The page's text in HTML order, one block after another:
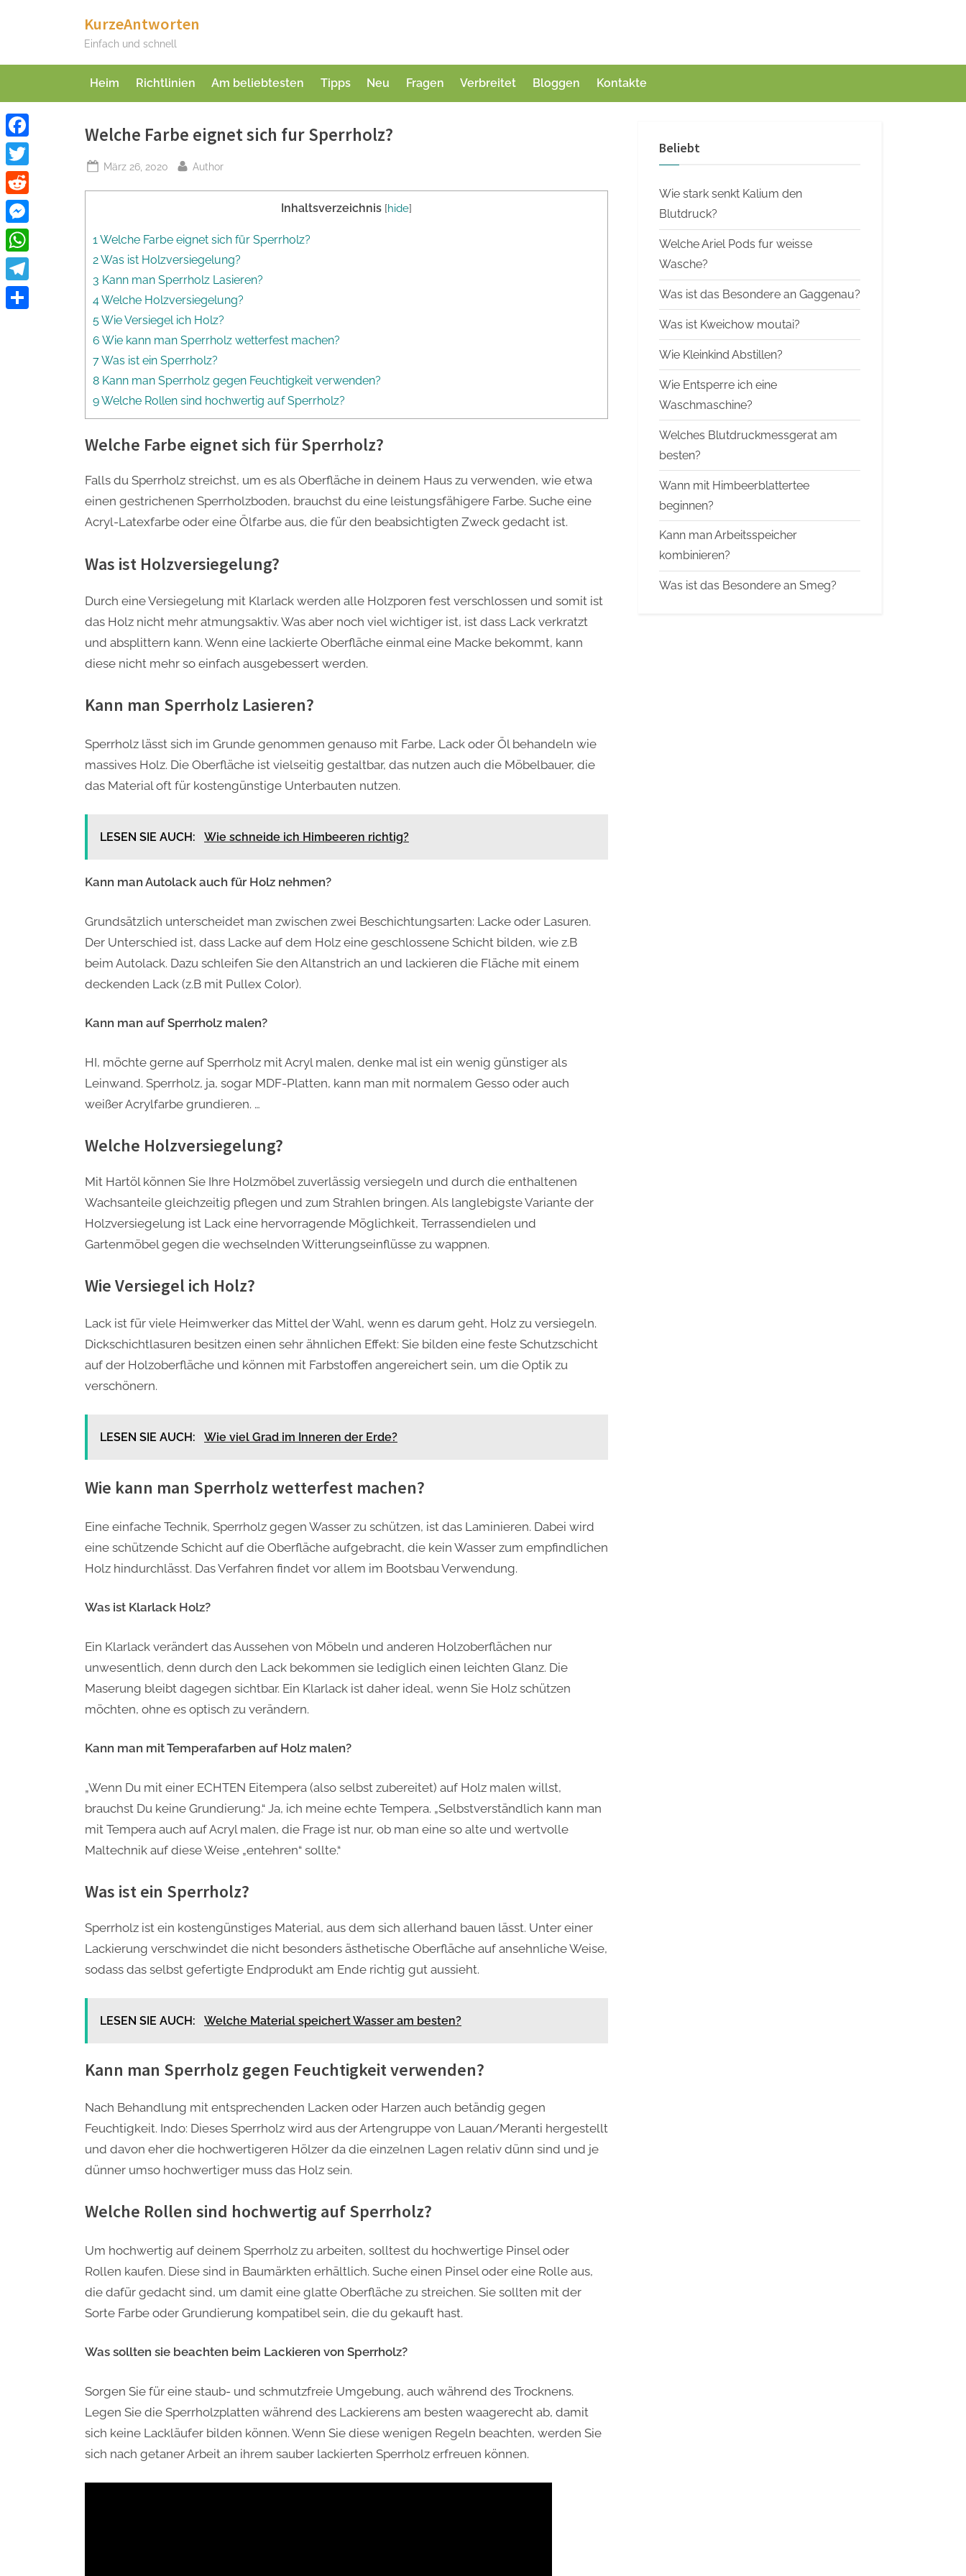
KurzeAntworten
Einfach und schnell
Heim Richtlinien Am beliebtesten Tipps Neu Fragen Verbreitet Bloggen Kontakte
Welche Farbe eignet sich fur Sperrholz?
Posted
März 26, 2020 By
Author
Inhaltsverzeichnis [hide]
1 Welche Farbe eignet sich für Sperrholz?
2 Was ist Holzversiegelung?
3 Kann man Sperrholz Lasieren?
4 Welche Holzversiegelung?
5 Wie Versiegel ich Holz?
6 Wie kann man Sperrholz wetterfest machen?
7 Was ist ein Sperrholz?
8 Kann man Sperrholz gegen Feuchtigkeit verwenden?
9 Welche Rollen sind hochwertig auf Sperrholz?
Welche Farbe eignet sich für Sperrholz?
Falls du Sperrholz streichst, um es als Oberfläche in deinem Haus zu verwenden, wie etwa
einen gestrichenen Sperrholzboden, brauchst du eine leistungsfähigere Farbe. Suche eine
Acryl-Latexfarbe oder eine Ölfarbe aus, die für den beabsichtigten Zweck gedacht ist.
Was ist Holzversiegelung?
Durch eine Versiegelung mit Klarlack werden alle Holzporen fest verschlossen und somit ist
das Holz nicht mehr atmungsaktiv. Was aber noch viel wichtiger ist, ist dass Lack verkratzt
und absplittern kann. Wenn eine lackierte Oberfläche einmal eine Macke bekommt, kann
diese nicht mehr so einfach ausgebessert werden.
Kann man Sperrholz Lasieren?
Sperrholz lässt sich im Grunde genommen genauso mit Farbe, Lack oder Öl behandeln wie
massives Holz. Die Oberfläche ist vielseitig gestaltbar, das nutzen auch die Möbelbauer, die
das Material oft für kostengünstige Unterbauten nutzen.
LESEN SIE AUCH: Wie schneide ich Himbeeren richtig?
Kann man Autolack auch für Holz nehmen?
Grundsätzlich unterscheidet man zwischen zwei Beschichtungsarten: Lacke oder Lasuren.
Der Unterschied ist, dass Lacke auf dem Holz eine geschlossene Schicht bilden, wie z.B
beim Autolack. Dazu schleifen Sie den Altanstrich an und lackieren die Fläche mit einem
deckenden Lack (z.B mit Pullex Color).
Kann man auf Sperrholz malen?
HI, möchte gerne auf Sperrholz mit Acryl malen, denke mal ist ein wenig günstiger als
Leinwand. Sperrholz, ja, sogar MDF-Platten, kann man mit normalem Gesso oder auch
weißer Acrylfarbe grundieren. …
Welche Holzversiegelung?
Mit Hartöl können Sie Ihre Holzmöbel zuverlässig versiegeln und durch die enthaltenen
Wachsanteile gleichzeitig pflegen und zum Strahlen bringen. Als langlebigste Variante der
Holzversiegelung ist Lack eine hervorragende Möglichkeit, Terrassendielen und
Gartenmöbel gegen die wechselnden Witterungseinflüsse zu wappnen.
Wie Versiegel ich Holz?
Lack ist für viele Heimwerker das Mittel der Wahl, wenn es darum geht, Holz zu versiegeln.
Dickschichtlasuren besitzen einen sehr ähnlichen Effekt: Sie bilden eine feste Schutzschicht
auf der Holzoberfläche und können mit Farbstoffen angereichert sein, um die Optik zu
verschönern.
LESEN SIE AUCH: Wie viel Grad im Inneren der Erde?
Wie kann man Sperrholz wetterfest machen?
Eine einfache Technik, Sperrholz gegen Wasser zu schützen, ist das Laminieren. Dabei wird
eine schützende Schicht auf die Oberfläche aufgebracht, die kein Wasser zum empfindlichen
Holz hindurchlässt. Das Verfahren findet vor allem im Bootsbau Verwendung.
Was ist Klarlack Holz?
Ein Klarlack verändert das Aussehen von Möbeln und anderen Holzoberflächen nur
unwesentlich, denn durch den Lack bekommen sie lediglich einen leichten Glanz. Die
Maserung bleibt dagegen sichtbar. Ein Klarlack ist daher ideal, wenn Sie Holz schützen
möchten, ohne es optisch zu verändern.
Kann man mit Temperafarben auf Holz malen?
„Wenn Du mit einer ECHTEN Eitempera (also selbst zubereitet) auf Holz malen willst,
brauchst Du keine Grundierung.“ Ja, ich meine echte Tempera. „Selbstverständlich kann man
mit Tempera auch auf Acryl malen, die Frage ist nur, ob man eine so alte und wertvolle
Maltechnik auf diese Weise „entehren“ sollte.“
Was ist ein Sperrholz?
Sperrholz ist ein kostengünstiges Material, aus dem sich allerhand bauen lässt. Unter einer
Lackierung verschwindet die nicht besonders ästhetische Oberfläche auf ansehnliche Weise,
sodass das selbst gefertigte Endprodukt am Ende richtig gut aussieht.
LESEN SIE AUCH: Welche Material speichert Wasser am besten?
Kann man Sperrholz gegen Feuchtigkeit verwenden?
Nach Behandlung mit entsprechenden Lacken oder Harzen auch betändig gegen
Feuchtigkeit. Indo: Dieses Sperrholz wird aus der Artengruppe von Lauan/Meranti hergestellt
und davon eher die hochwertigeren Hölzer da die einzelnen Lagen relativ dünn sind und je
dünner umso hochwertiger muss das Holz sein.
Welche Rollen sind hochwertig auf Sperrholz?
Um hochwertig auf deinem Sperrholz zu arbeiten, solltest du hochwertige Pinsel oder
Rollen kaufen. Diese sind in Baumärkten erhältlich. Suche einen Pinsel oder eine Rolle aus,
die dafür gedacht sind, um damit eine glatte Oberfläche zu streichen. Sie sollten mit der
Sorte Farbe oder Grundierung kompatibel sein, die du gekauft hast.
Was sollten sie beachten beim Lackieren von Sperrholz?
Sorgen Sie für eine staub- und schmutzfreie Umgebung, auch während des Trocknens.
Legen Sie die Sperrholzplatten während des Lackierens am besten waagerecht ab, damit
sich keine Lackläufer bilden können. Wenn Sie diese wenigen Regeln beachten, werden Sie
sich nach getaner Arbeit an ihrem sauber lackierten Sperrholz erfreuen können.
Beliebt
Wie stark senkt Kalium den
Blutdruck?
Welche Ariel Pods fur weisse
Wasche?
Was ist das Besondere an Gaggenau?
Was ist Kweichow moutai?
Wie Kleinkind Abstillen?
Wie Entsperre ich eine
Waschmaschine?
Welches Blutdruckmessgerat am
besten?
Wann mit Himbeerblattertee
beginnen?
Kann man Arbeitsspeicher
kombinieren?
Was ist das Besondere an Smeg?
Facebook
Twitter
Reddit
Messenger
WhatsApp
Telegram